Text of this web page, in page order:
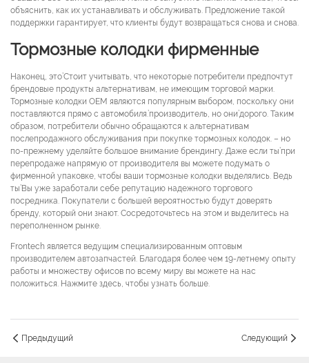
объяснить, как их устанавливать и обслуживать. Предложение такой
поддержки гарантирует, что клиенты будут возвращаться снова и снова.
Тормозные колодки фирменные
Наконец, это’Стоит учитывать, что некоторые потребители предпочтут
брендовые продукты альтернативам, не имеющим торговой марки.
Тормозные колодки OEM являются популярным выбором, поскольку они
поставляются прямо с автомобиля.’производитель, но они’дорого. Таким
образом, потребители обычно обращаются к альтернативам
послепродажного обслуживания при покупке тормозных колодок. – но
по-прежнему уделяйте большое внимание брендингу. Даже если ты’при
перепродаже напрямую от производителя вы можете подумать о
фирменной упаковке, чтобы ваши тормозные колодки выделялись. Ведь
ты’Вы уже заработали себе репутацию надежного торгового
посредника. Покупатели с большей вероятностью будут доверять
бренду, который они знают. Сосредоточьтесь на этом и выделитесь на
переполненном рынке.
Frontech является ведущим специализированным оптовым
производителем автозапчастей. Благодаря более чем 19-летнему опыту
работы и множеству офисов по всему миру вы можете на нас
положиться. Нажмите здесь, чтобы узнать больше.
Предыдущий Следующий